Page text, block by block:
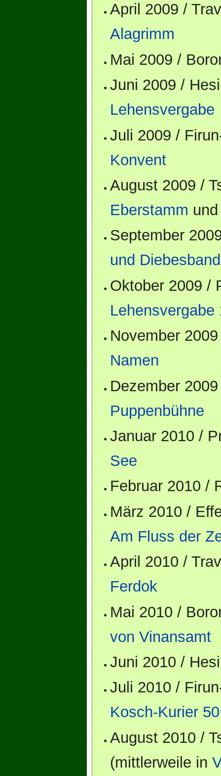
April 2009 /
Alagrimm
Mai 2009 /
Juni 2009 /
Lehensvergabe
Juli 2009 /
Konvent
August 2009 /
Eberstamm
September
und
Oktober 2009 /
Lehensvergabe
November
Namen
Dezember
Puppenbühne
Januar 2010 /
See
Februar 2010 /
März 2010 /
Am Fluss der
April 2010 /
Ferdok
Mai 2010 /
von Vinansamt
Juni 2010 /
Juli 2010 /
Kosch-Kurier 50
August 2010 /
(mittlerweile in